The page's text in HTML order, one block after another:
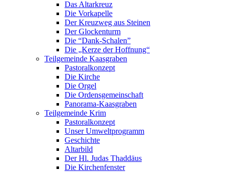
Das Altarkreuz
Die Vorkapelle
Der Kreuzweg aus Steinen
Der Glockenturm
Die “Dank-Schalen”
Die „Kerze der Hoffnung“
Teilgemeinde Kaasgraben
Pastoralkonzept
Die Kirche
Die Orgel
Die Ordensgemeinschaft
Panorama-Kaasgraben
Teilgemeinde Krim
Pastoralkonzept
Unser Umweltprogramm
Geschichte
Altarbild
Der Hl. Judas Thaddäus
Die Kirchenfenster